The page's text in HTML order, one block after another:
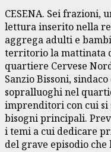
CESENA. Sei frazioni,
lettura inserito nella
aggrega adulti e
territorio la mattinata
quartiere Cervese
Sanzio Bissoni,
sopralluoghi nel
imprenditori con cui
bisogni principali.
i temi a cui dedicare
del grave episodio